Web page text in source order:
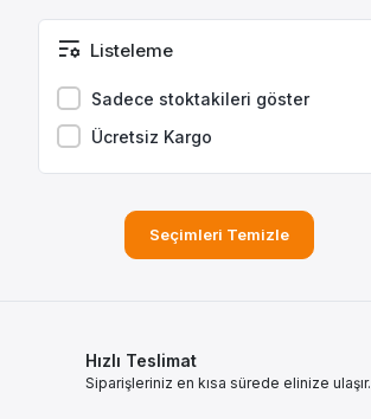
Listeleme
Sadece stoktakileri göster
Ücretsiz Kargo
Seçimleri Temizle
Hızlı Teslimat
Siparişleriniz en kısa sürede elinize ulaşır.